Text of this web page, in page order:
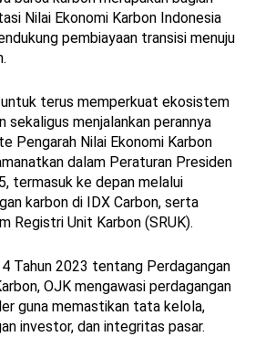
Nilai Ekonomi Karbon Indonesia
pembiayaan transisi menuju
terus memperkuat ekosistem
sekaligus menjalankan perannya
Pengarah Nilai Ekonomi Karbon
dalam Peraturan Presiden
termasuk ke depan melalui
karbon di IDX Carbon, serta
Registri Unit Karbon (SRUK).
Tahun 2023 tentang Perdagangan
OJK mengawasi perdagangan
guna memastikan tata kelola,
investor, dan integritas pasar.